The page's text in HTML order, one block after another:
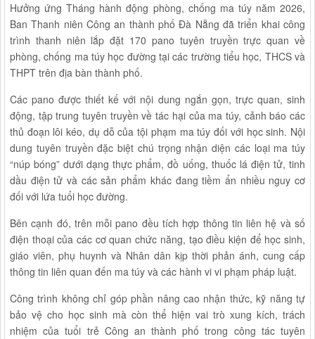
Hưởng ứng Tháng hành động phòng, chống ma túy năm 2026,
Ban Thanh niên Công an thành phố Đà Nẵng đã triển khai công
trình thanh niên lắp đặt 170 pano tuyên truyền trực quan về
phòng, chống ma túy học đường tại các trường tiểu học, THCS và
THPT trên địa bàn thành phố.
Các pano được thiết kế với nội dung ngắn gọn, trực quan, sinh
động, tập trung tuyên truyền về tác hại của ma túy, cảnh báo các
thủ đoạn lôi kéo, dụ dỗ của tội phạm ma túy đối với học sinh. Nội
dung tuyên truyền đặc biệt chú trọng nhận diện các loại ma túy
“núp bóng” dưới dạng thực phẩm, đồ uống, thuốc lá điện tử, tinh
dầu điện tử và các sản phẩm khác đang tiềm ẩn nhiều nguy cơ
đối với lứa tuổi học đường.
Bên cạnh đó, trên mỗi pano đều tích hợp thông tin liên hệ và số
điện thoại của các cơ quan chức năng, tạo điều kiện để học sinh,
giáo viên, phụ huynh và Nhân dân kịp thời phản ánh, cung cấp
thông tin liên quan đến ma túy và các hành vi vi phạm pháp luật.
Công trình không chỉ góp phần nâng cao nhận thức, kỹ năng tự
bảo vệ cho học sinh mà còn thể hiện vai trò xung kích, trách
nhiệm của tuổi trẻ Công an thành phố trong công tác tuyên